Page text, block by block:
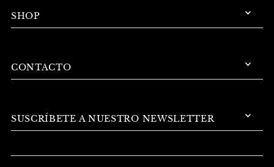
SHOP
CONTACTO
SUSCRÍBETE A NUESTRO NEWSLETTER